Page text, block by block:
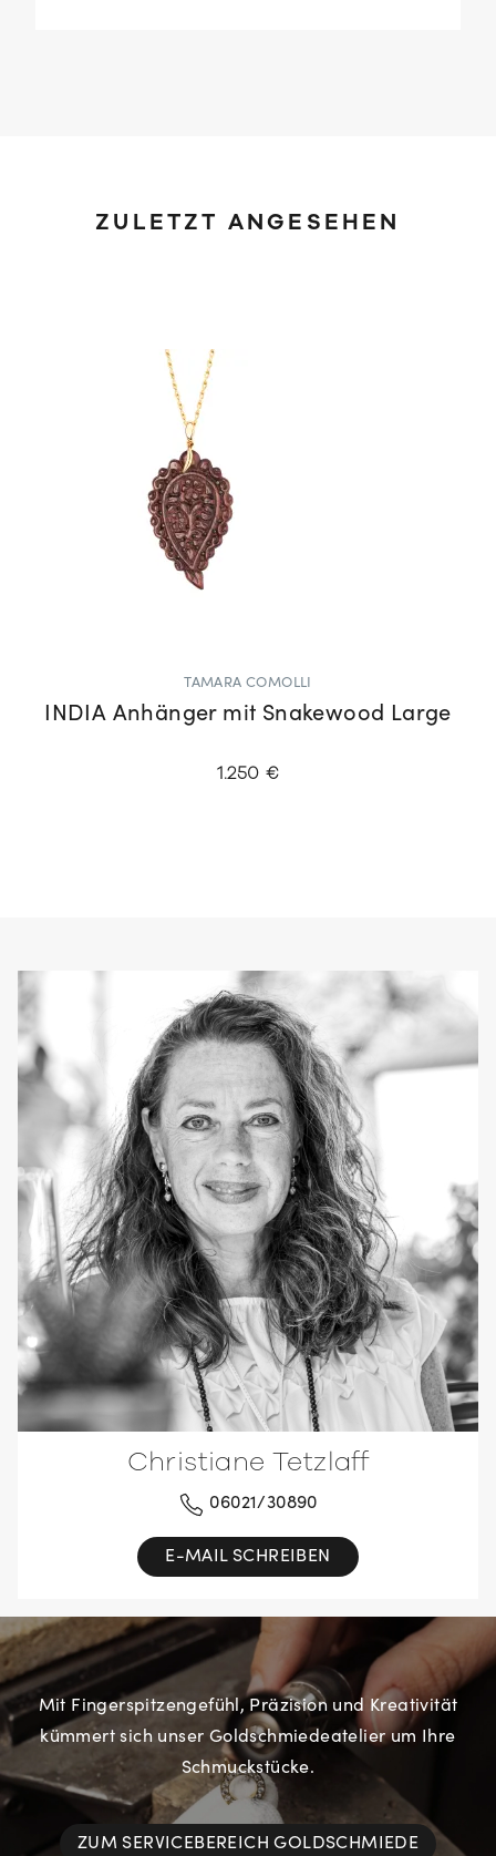
ZULETZT ANGESEHEN
TAMARA COMOLLI
INDIA Anhänger mit Snakewood Large
1.250 €
Christiane Tetzlaff
06021/30890
E-MAIL SCHREIBEN
Mit Fingerspitzengefühl, Präzision und Kreativität
kümmert sich unser Goldschmiedeatelier um Ihre
Schmuckstücke.
ZUM SERVICEBEREICH GOLDSCHMIEDE